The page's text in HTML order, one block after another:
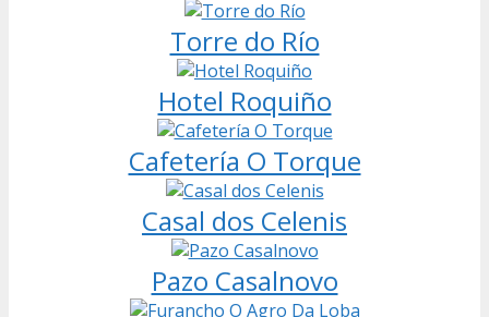
Torre do Río
Hotel Roquiño
Cafetería O Torque
Casal dos Celenis
Pazo Casalnovo